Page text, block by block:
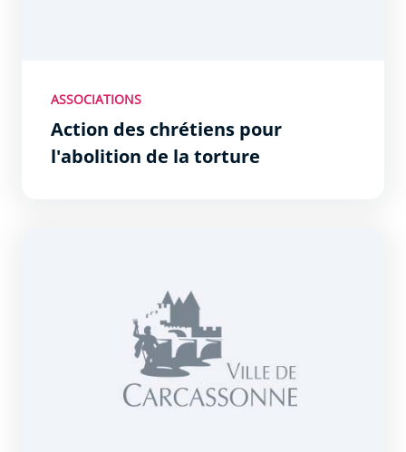
ASSOCIATIONS
Action des chrétiens pour
l'abolition de la torture